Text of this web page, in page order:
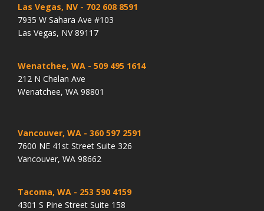
Las Vegas, NV - 702 608 8591
7935 W Sahara Ave #103
Las Vegas, NV 89117
Wenatchee, WA - 509 495 1614
212 N Chelan Ave
Wenatchee, WA 98801
Vancouver, WA - 360 597 2591
7600 NE 41st Street Suite 326
Vancouver, WA 98662
Tacoma, WA - 253 590 4159
4301 S Pine Street Suite 158